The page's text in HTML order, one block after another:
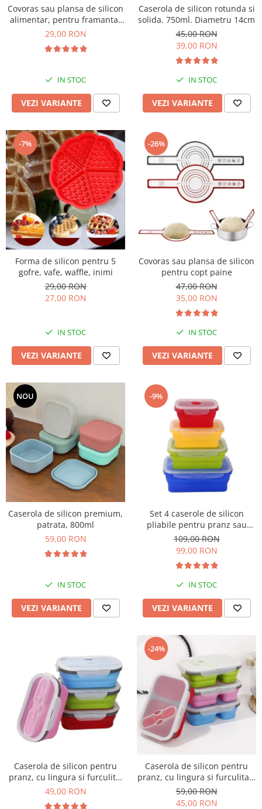
Covoras sau plansa de silicon
alimentar, pentru framantat
aluat, 40x50cm
29,00 RON
IN STOC
VEZI VARIANTE
Caserola de silicon rotunda si
solida. 750ml. Diametru 14cm
45,00 RON
39,00 RON
IN STOC
VEZI VARIANTE
-7%
Forma de silicon pentru 5
gofre, vafe, waffle, inimi
29,00 RON
27,00 RON
IN STOC
VEZI VARIANTE
-26%
Covoras sau plansa de silicon
pentru copt paine
47,00 RON
35,00 RON
IN STOC
VEZI VARIANTE
NOU
Caserola de silicon premium,
patrata, 800ml
59,00 RON
IN STOC
VEZI VARIANTE
-9%
Set 4 caserole de silicon
pliabile pentru pranz sau
merinde
109,00 RON
99,00 RON
IN STOC
VEZI VARIANTE
Caserola de silicon pentru
pranz, cu lingura si furculita,
1 compartiment
49,00 RON
-24%
Caserola de silicon pentru
pranz, cu lingura si furculita 2
compartimente
59,00 RON
45,00 RON